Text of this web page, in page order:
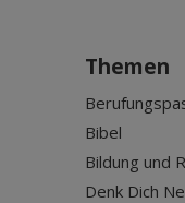
Themen
Bibel
Bildung und
Denk Dich